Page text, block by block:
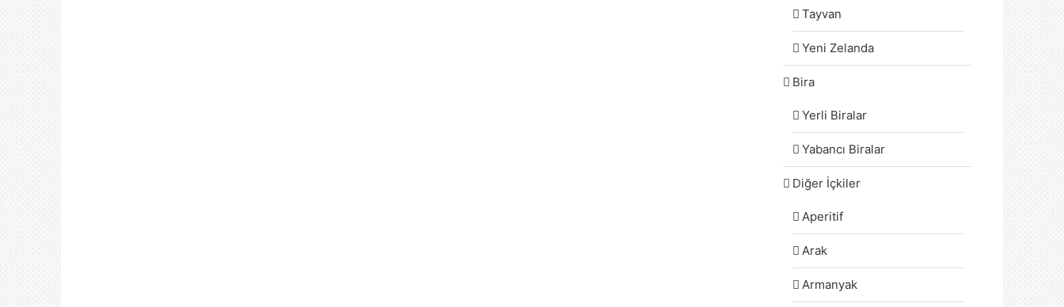
Tayvan
Yeni Zelanda
Bira
Yerli Biralar
Yabancı Biralar
Diğer İçkiler
Aperitif
Arak
Armanyak